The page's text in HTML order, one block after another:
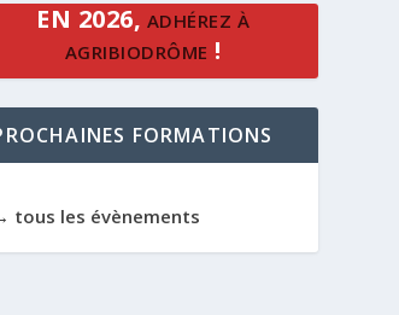
EN 2026, ADHÉREZ À
AGRIBIODRÔME !
FORMATIONS
tous les évènements